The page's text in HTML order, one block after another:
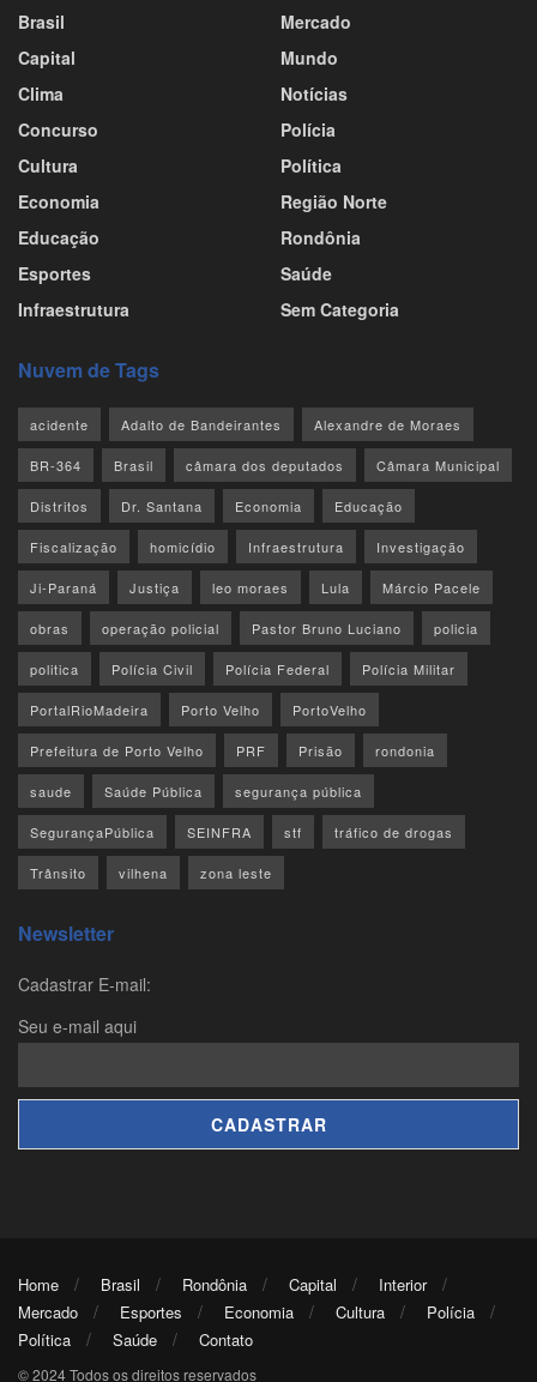
Brasil
Capital
Clima
Concurso
Cultura
Economia
Educação
Esportes
Infraestrutura
Mercado
Mundo
Notícias
Polícia
Política
Região Norte
Rondônia
Saúde
Sem Categoria
Nuvem de Tags
acidente Adalto de Bandeirantes Alexandre de Moraes
BR-364 Brasil câmara dos deputados Câmara Municipal
Distritos Dr. Santana Economia Educação
Fiscalização homicídio Infraestrutura Investigação
Ji-Paraná Justiça leo moraes Lula Márcio Pacele
obras operação policial Pastor Bruno Luciano policia
politica Polícia Civil Polícia Federal Polícia Militar
PortalRioMadeira Porto Velho PortoVelho
Prefeitura de Porto Velho PRF Prisão rondonia
saude Saúde Pública segurança pública
SegurançaPública SEINFRA stf tráfico de drogas
Trânsito vilhena zona leste
Newsletter
Cadastrar E-mail:
Seu e-mail aqui
Home Brasil Rondônia Capital
Interior
Mercado
Esportes Economia Cultura
Polícia
Política
Saúde Contato
© 2024 Todos os direitos reservados